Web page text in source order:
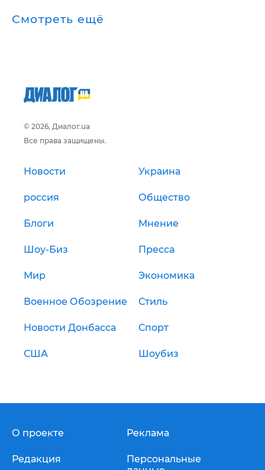
Смотреть ещё
© 2026, Диалог.ua
Все права защищены.
Новости Украина
россия Общество
Блоги Мнение
Шоу-Биз Пресса
Мир Экономика
Военное Обозрение Стиль
Новости Донбасса Спорт
США Шоубиз
О проекте
Редакция
Реклама
Персональные